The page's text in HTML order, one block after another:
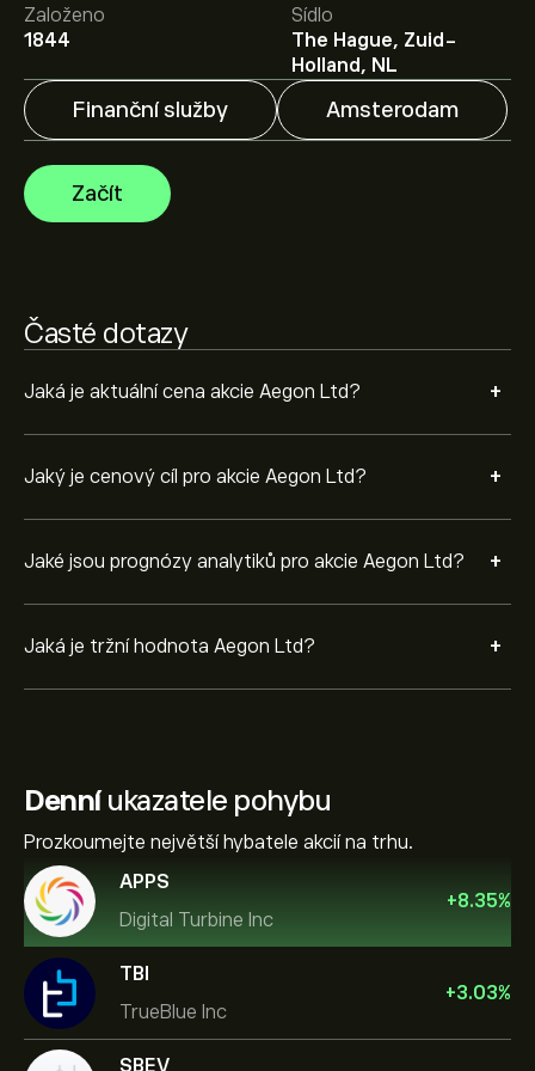
Založeno
1844
Sídlo
The Hague, Zuid-
Holland, NL
Finanční služby Amsterodam
Začít
Časté dotazy
Jaká je aktuální cena akcie Aegon Ltd? +
Jaký je cenový cíl pro akcie Aegon Ltd? +
analytiků i cenové cíle.
Jaké jsou prognózy analytiků pro akcie Aegon Ltd? +
Analytici nabízí prognózy pro akcie Aegon Ltd na
základě tržních trendů, finančních zpráv a očekávaného
růstu. Podívejte se na prognózu budoucího vývoje cen.
Jaká je tržní hodnota Aegon Ltd? +
Tržní kapitalizace Aegon Ltd je 12.49B‎€‎
Denníukazatele pohybu
Prozkoumejte největší hybatele akcií na trhu.
APPS
Digital Turbine Inc
+8.35%
TBI
TrueBlue Inc
+3.03%
SBEV